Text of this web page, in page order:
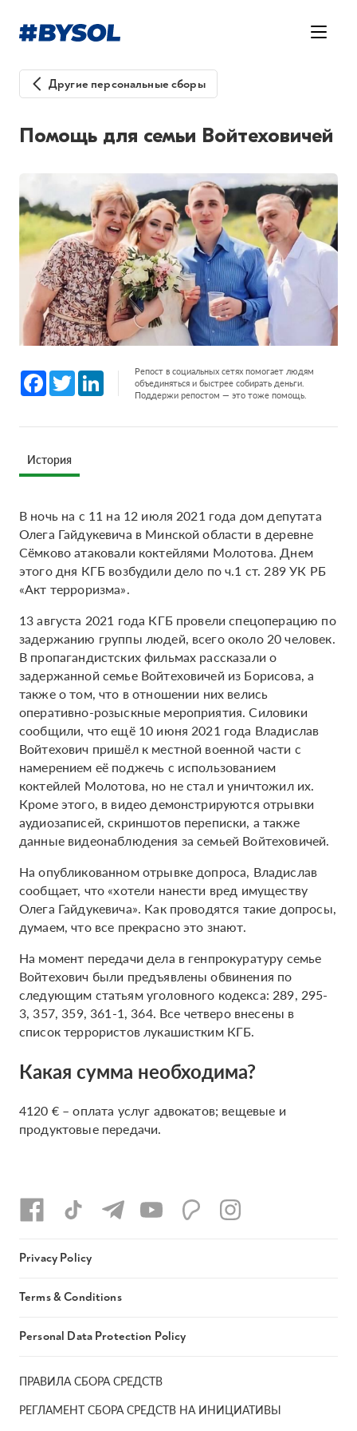
Другие персональные сборы
Помощь для семьи Войтеховичей
Facebook
Twitter LinkedInРепост в социальных сетях помогает людям
объединяться и быстрее собирать деньги.
Поддержи репостом — это тоже помощь.
История
В ночь на с 11 на 12 июля 2021 года дом депутата
Олега Гайдукевича в Минской области в деревне
Сёмково атаковали коктейлями Молотова. Днем
этого дня КГБ возбудили дело по ч.1 ст. 289 УК РБ
«Акт терроризма».
13 августа 2021 года КГБ провели спецоперацию по
задержанию группы людей, всего около 20 человек.
В пропагандистских фильмах рассказали о
задержанной семье Войтеховичей из Борисова, а
также о том, что в отношении них велись
оперативно-розыскные мероприятия. Силовики
сообщили, что ещё 10 июня 2021 года Владислав
Войтехович пришёл к местной военной части с
намерением её поджечь с использованием
коктейлей Молотова, но не стал и уничтожил их.
Кроме этого, в видео демонстрируются отрывки
аудиозаписей, скриншотов переписки, а также
данные видеонаблюдения за семьей Войтеховичей.
На опубликованном отрывке допроса, Владислав
сообщает, что «хотели нанести вред имуществу
Олега Гайдукевича». Как проводятся такие допросы,
думаем, что все прекрасно это знают.
На момент передачи дела в генпрокуратуру семье
Войтехович были предъявлены обвинения по
следующим статьям уголовного кодекса: 289, 295-
3, 357, 359, 361-1, 364. Все четверо внесены в
список террористов лукашистким КГБ.
Какая сумма необходима?
4120 € – оплата услуг адвокатов; вещевые и
продуктовые передачи.
ПРАВИЛА СБОРА СРЕДСТВ
РЕГЛАМЕНТ СБОРА СРЕДСТВ НА ИНИЦИАТИВЫ
Privacy Policy
Terms & Conditions
Personal Data Protection Policy